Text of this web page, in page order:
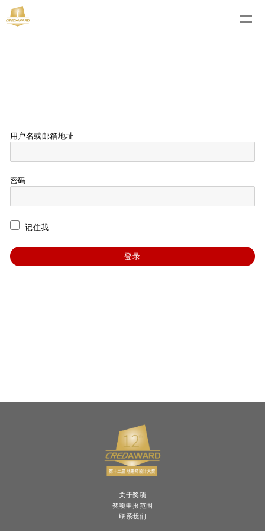
用户名或邮箱地址
密码
记住我
关于奖项
奖项申报范围
联系我们